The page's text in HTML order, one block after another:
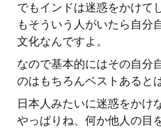
でもインドは迷惑をかけて
もそういう人がいたら自分
文化なんですよ。
なので基本的にはその自分
のはもちろんベストあると
日本人みたいに迷惑をかけ
やっぱりね、何か他人の目